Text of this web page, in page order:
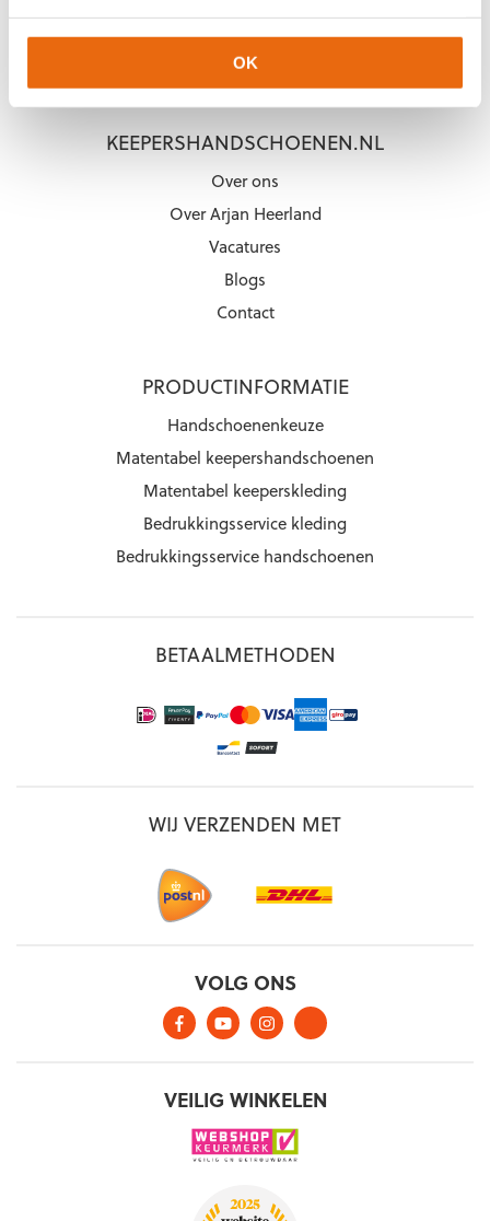
OK
Ruilen & Retourneren
Garantie
KEEPERSHANDSCHOENEN.NL
Over ons
Over Arjan Heerland
Vacatures
Blogs
Contact
PRODUCTINFORMATIE
Handschoenenkeuze
Matentabel keepershandschoenen
Matentabel keeperskleding
Bedrukkingsservice kleding
Bedrukkingsservice handschoenen
BETAALMETHODEN
WIJ VERZENDEN MET